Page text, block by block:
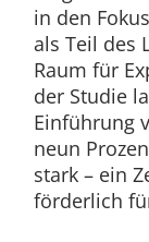
in den
als Teil des
Raum für
der Studie
Einführung
neun
stark – ein
förderlich